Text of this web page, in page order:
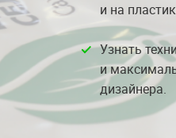
и на
Узнать
и
дизайнера.